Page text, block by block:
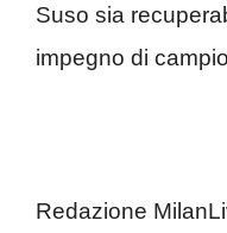
Suso sia
impegno di
Redazione